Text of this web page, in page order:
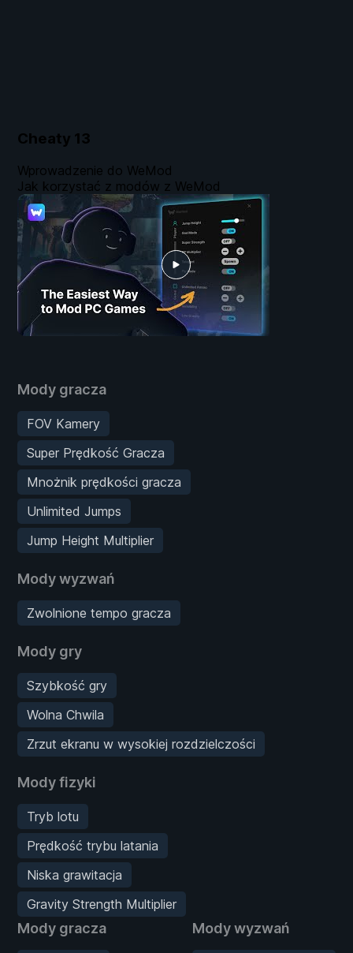
Cheaty 13
Mody gracza
FOV Kamery
Super Prędkość Gracza
Mnożnik prędkości gracza
Unlimited Jumps
Jump Height Multiplier
Mody wyzwań
Zwolnione tempo gracza
Mody gry
Szybkość gry
Wolna Chwila
Zrzut ekranu w wysokiej rozdzielczości
Mody fizyki
Tryb lotu
Prędkość trybu latania
Niska grawitacja
Gravity Strength Multiplier
Mody gracza Mody wyzwań
Wprowadzenie do WeMod
Jak korzystać z modów z WeMod